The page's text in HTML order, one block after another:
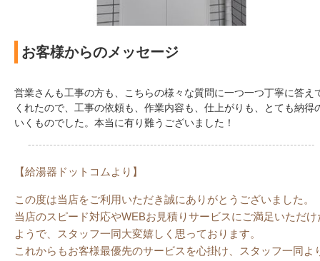
お客様からのメッセージ
営業さんも工事の方も、こちらの様々な質問に一つ一つ丁寧に答え
くれたので、工事の依頼も、作業内容も、仕上がりも、とても納得
いくものでした。本当に有り難うございました！
【給湯器ドットコムより】
この度は当店をご利用いただき誠にありがとうございました。
当店のスピード対応やWEBお見積りサービスにご満足いただけ
ようで、スタッフ一同大変嬉しく思っております。
これからもお客様最優先のサービスを心掛け、スタッフ一同よ